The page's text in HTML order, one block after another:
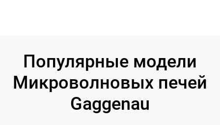
Популярные модели
Микроволновых печей
Gaggenau